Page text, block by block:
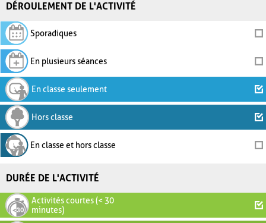
DÉROULEMENT DE L'ACTIVITÉ
Sporadiques
En plusieurs séances
En classe seulement
Hors classe
En classe et hors classe
DURÉE DE L'ACTIVITÉ
Activités courtes (< 30
minutes)